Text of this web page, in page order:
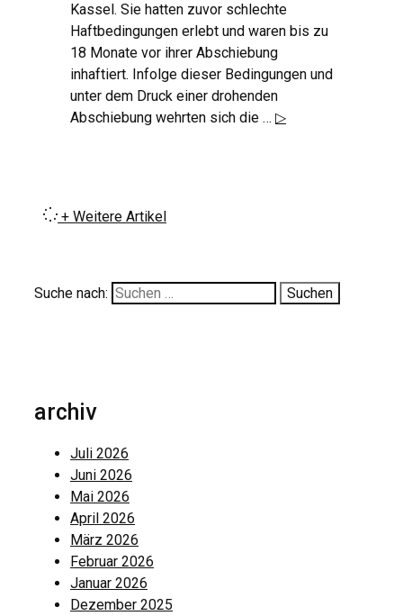
Kassel. Sie hatten zuvor schlechte
Haftbedingungen erlebt und waren bis zu
18 Monate vor ihrer Abschiebung
inhaftiert. Infolge dieser Bedingungen und
unter dem Druck einer drohenden
Abschiebung wehrten sich die … ▷
+ Weitere Artikel
Suche nach:
archiv
Juli 2026
Juni 2026
Mai 2026
April 2026
März 2026
Februar 2026
Januar 2026
Dezember 2025